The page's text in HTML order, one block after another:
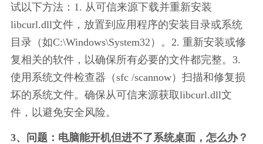
试以下方法：1. 从可信来源下载并重新安装
libcurl.dll文件，放置到应用程序的安装目录或系统
目录（如C:\Windows\System32）。2. 重新安装或修
复相关的软件，以确保所有必要的文件都完整。3.
使用系统文件检查器（sfc /scannow）扫描和修复损
坏的系统文件。确保从可信来源获取libcurl.dll文
件，以避免安全风险。
3、问题：电脑能开机但进不了系统桌面，怎么办？